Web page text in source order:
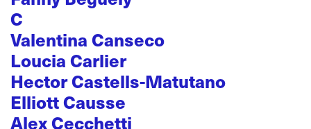
C
Valentina Canseco
Loucia Carlier
Hector Castells-Matutano
Elliott Causse
Alex Cecchetti